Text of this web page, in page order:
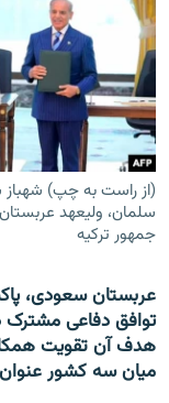
(از راست به چپ)
سلمان، ولیعهد
جمهور ترکیه
توافق دفاعی مشترک
هدف آن تقویت
میان سه کشور